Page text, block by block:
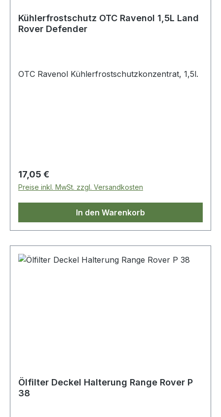
Kühlerfrostschutz OTC Ravenol 1,5L Land
Rover Defender
OTC Ravenol Kühlerfrostschutzkonzentrat, 1,5l.
Regulärer Preis:
17,05 €
Preise inkl. MwSt. zzgl. Versandkosten
In den Warenkorb
Ölfilter Deckel Halterung Range Rover P
38